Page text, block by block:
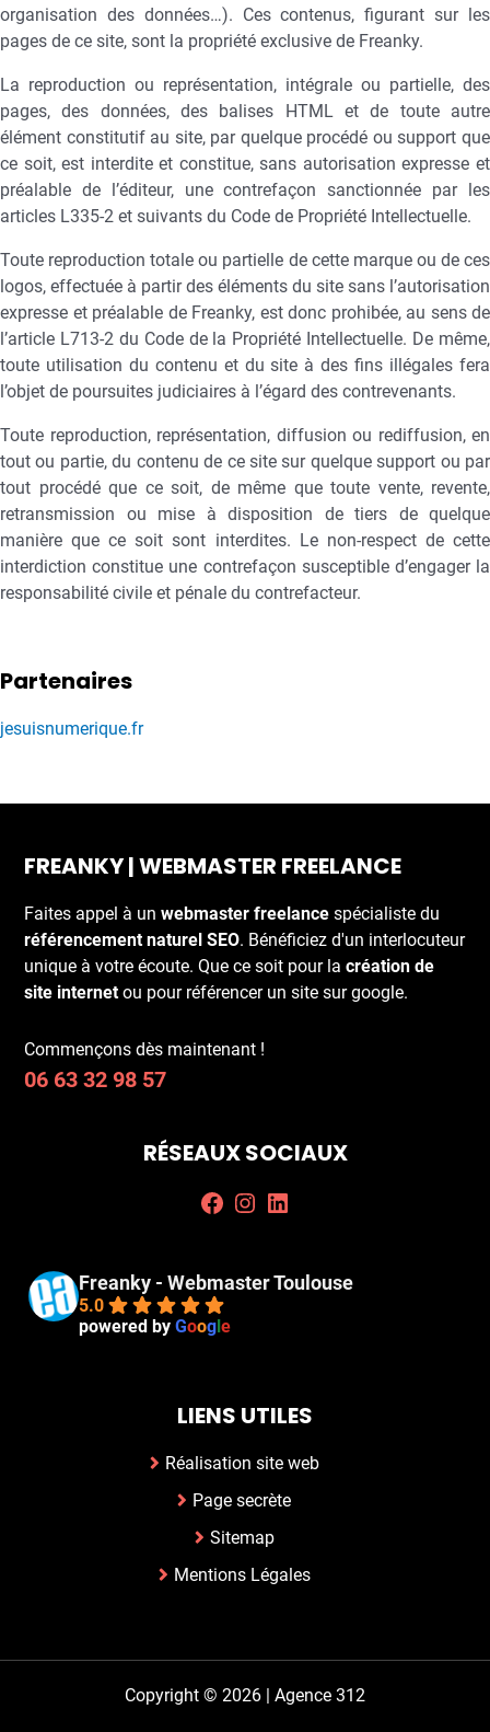
organisation des données…). Ces contenus, figurant sur les
pages de ce site, sont la propriété exclusive de Freanky.
La reproduction ou représentation, intégrale ou partielle, des
pages, des données, des balises HTML et de toute autre
élément constitutif au site, par quelque procédé ou support que
ce soit, est interdite et constitue, sans autorisation expresse et
préalable de l’éditeur, une contrefaçon sanctionnée par les
articles L335-2 et suivants du Code de Propriété Intellectuelle.
Toute reproduction totale ou partielle de cette marque ou de ces
logos, effectuée à partir des éléments du site sans l’autorisation
expresse et préalable de Freanky, est donc prohibée, au sens de
l’article L713-2 du Code de la Propriété Intellectuelle. De même,
toute utilisation du contenu et du site à des fins illégales fera
l’objet de poursuites judiciaires à l’égard des contrevenants.
Toute reproduction, représentation, diffusion ou rediffusion, en
tout ou partie, du contenu de ce site sur quelque support ou par
tout procédé que ce soit, de même que toute vente, revente,
retransmission ou mise à disposition de tiers de quelque
manière que ce soit sont interdites. Le non-respect de cette
interdiction constitue une contrefaçon susceptible d’engager la
responsabilité civile et pénale du contrefacteur.
Partenaires
jesuisnumerique.fr
FREANKY | WEBMASTER FREELANCE
Faites appel à unwebmaster freelance spécialiste du
référencement naturel SEO. Bénéficiez d'un interlocuteur
unique à votre écoute. Que ce soit pour lacréation de
site internetou pour référencer un site sur google.
Commençons dès maintenant !
06 63 32 98 57
RÉSEAUX SOCIAUX
Facebook
Instagram LinkedIn
Freanky - Webmaster Toulouse
5.0
powered byGoogle
LIENS UTILES
Réalisation site web
Page secrète
Sitemap
Mentions Légales
Copyright © 2026 | Agence 312